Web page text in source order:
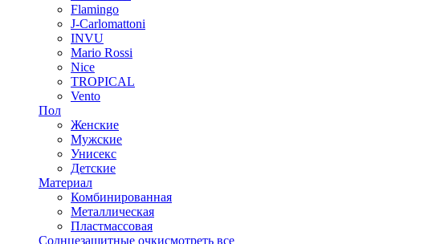
Flamingo
J-Carlomattoni
INVU
Mario Rossi
Nice
TROPICAL
Vento
Пол
Женские
Мужские
Унисекс
Детские
Материал
Комбинированная
Металлическая
Пластмассовая
Солнцезащитные очкисмотреть все